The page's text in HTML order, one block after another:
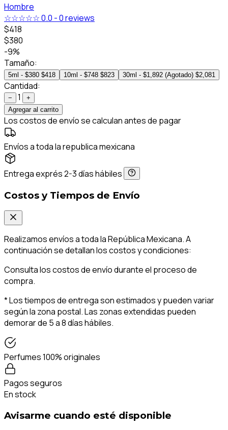
Hombre
☆☆☆☆☆0.0 -0 reviews
$418
$380
-9%
Tamaño:
5ml - $380 $418 10ml - $748 $823 30ml - $1,892 (Agotado) $2,081
Cantidad:
− 1
+
Agregar al carrito
Los costos de envío se calculan antes de pagar
Envíos a toda la republica mexicana
Entrega exprés 2-3 días hábiles
Costos y Tiempos de Envío
Realizamos envíos a toda la República Mexicana. A
continuación se detallan los costos y condiciones:
Consulta los costos de envío durante el proceso de
compra.
* Los tiempos de entrega son estimados y pueden variar
según la zona postal. Las zonas extendidas pueden
demorar de 5 a 8 días hábiles.
Perfumes 100% originales
Pagos seguros
En stock
Avisarme cuando esté disponible